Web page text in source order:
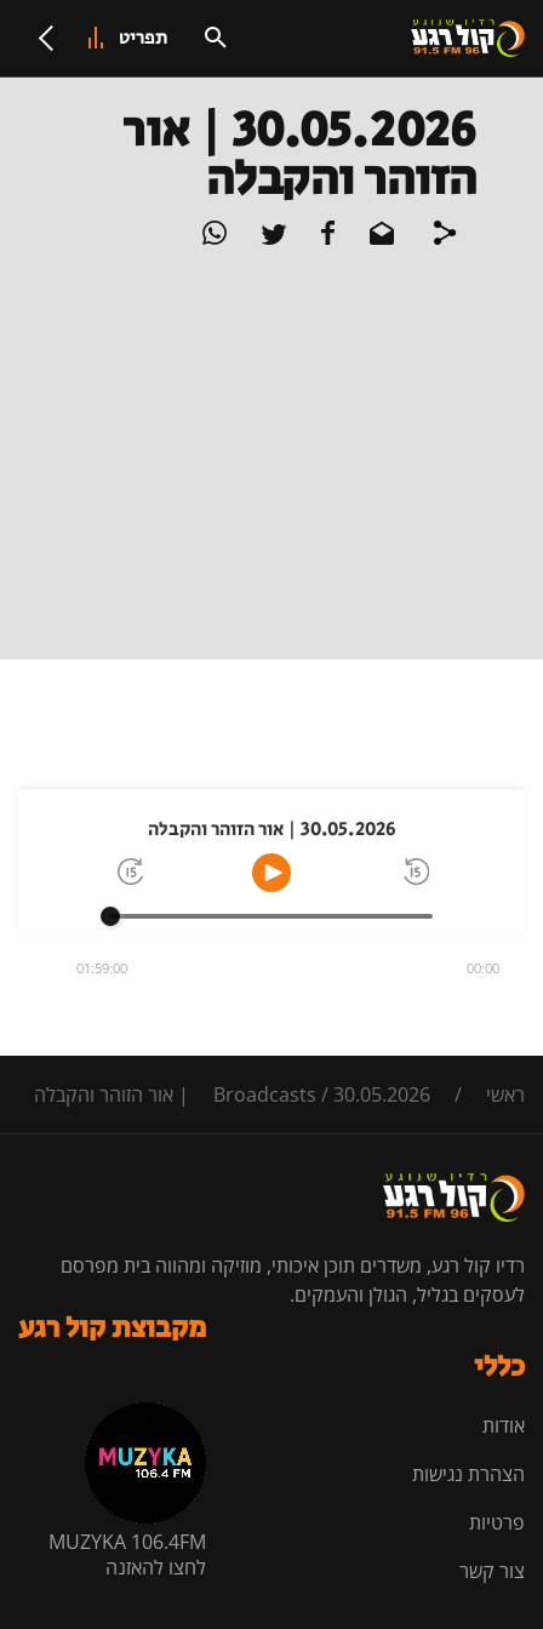
תפריט
30.05.2026 | אור
הזוהר והקבלה
30.05.2026 | אור הזוהר והקבלה
00:00
01:59:00
ראשי /
Broadcasts / 30.05.2026 | אור הזוהר והקבלה
רדיו קול רגע, משדרים תוכן איכותי, מוזיקה ומהווה בית מפרסם
לעסקים בגליל, הגולן והעמקים.
כללי
אודות
הצהרת נגישות
פרטיות
צור קשר
מקבוצת קול רגע
MUZYKA 106.4FM
לחצו להאזנה